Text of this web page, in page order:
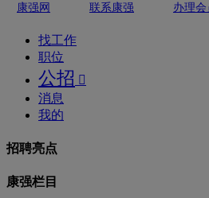
康强网
联系康强 办理会
找工作
职位
公招 
消息
我的
招聘亮点
康强栏目